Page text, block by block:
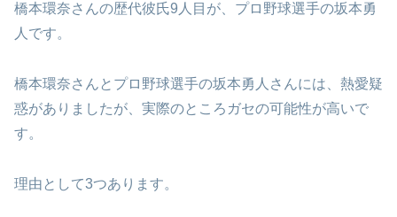
橋本環奈さんの歴代彼氏9人目が、プロ野球選手の坂本勇
人です。
橋本環奈さんとプロ野球選手の坂本勇人さんには、熱愛疑
惑がありましたが、実際のところガセの可能性が高いで
す。
理由として3つあります。